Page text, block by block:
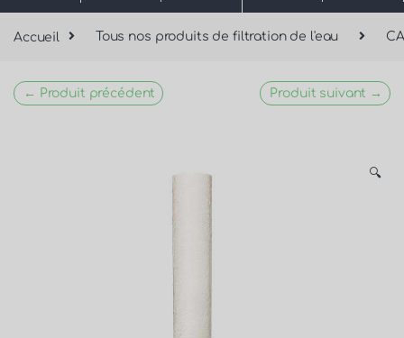
Accueil Tous nos produits de filtration de l'eau
← Produit précédent Produit suivant →
🔍